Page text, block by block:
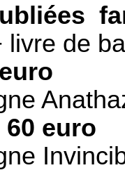
livre de
60 euro